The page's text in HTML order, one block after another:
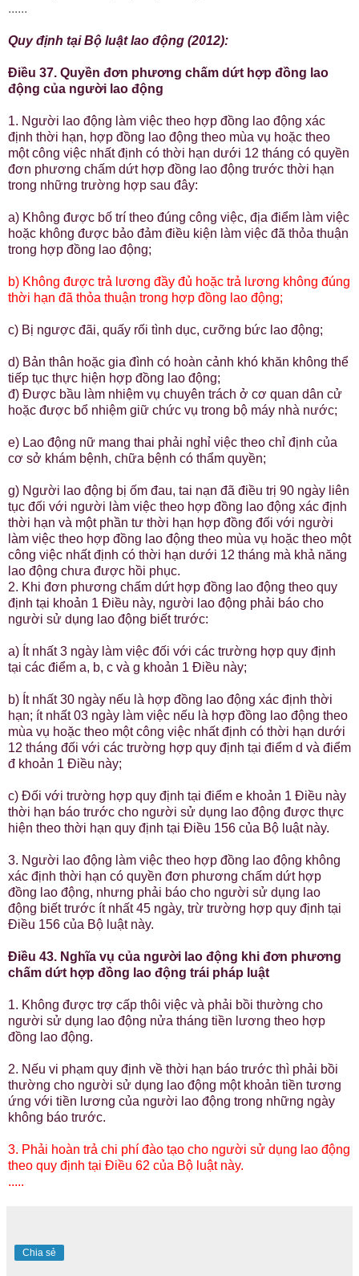
......
Quy định tại Bộ luật lao động (2012):
Điều 37. Quyền đơn phương chấm dứt hợp đồng lao
động của người lao động
1. Người lao động làm việc theo hợp đồng lao động xác
định thời hạn, hợp đồng lao động theo mùa vụ hoặc theo
một công việc nhất định có thời hạn dưới 12 tháng có quyền
đơn phương chấm dứt hợp đồng lao động trước thời hạn
trong những trường hợp sau đây:
a) Không được bố trí theo đúng công việc, địa điểm làm việc
hoặc không được bảo đảm điều kiện làm việc đã thỏa thuận
trong hợp đồng lao động;
b) Không được trả lương đầy đủ hoặc trả lương không đúng
thời hạn đã thỏa thuận trong hợp đồng lao động;
c) Bị ngược đãi, quấy rối tình dục, cưỡng bức lao động;
d) Bản thân hoặc gia đình có hoàn cảnh khó khăn không thể
tiếp tục thực hiện hợp đồng lao động;
đ) Được bầu làm nhiệm vụ chuyên trách ở cơ quan dân cử
hoặc được bổ nhiệm giữ chức vụ trong bộ máy nhà nước;
e) Lao động nữ mang thai phải nghỉ việc theo chỉ định của
cơ sở khám bệnh, chữa bệnh có thẩm quyền;
g) Người lao động bị ốm đau, tai nạn đã điều trị 90 ngày liên
tục đối với người làm việc theo hợp đồng lao động xác định
thời hạn và một phần tư thời hạn hợp đồng đối với người
làm việc theo hợp đồng lao động theo mùa vụ hoặc theo một
công việc nhất định có thời hạn dưới 12 tháng mà khả năng
lao động chưa được hồi phục.
2. Khi đơn phương chấm dứt hợp đồng lao động theo quy
định tại khoản 1 Điều này, người lao động phải báo cho
người sử dụng lao động biết trước:
a) Ít nhất 3 ngày làm việc đối với các trường hợp quy định
tại các điểm a, b, c và g khoản 1 Điều này;
b) Ít nhất 30 ngày nếu là hợp đồng lao động xác định thời
hạn; ít nhất 03 ngày làm việc nếu là hợp đồng lao động theo
mùa vụ hoặc theo một công việc nhất định có thời hạn dưới
12 tháng đối với các trường hợp quy định tại điểm d và điểm
đ khoản 1 Điều này;
c) Đối với trường hợp quy định tại điểm e khoản 1 Điều này
thời hạn báo trước cho người sử dụng lao động được thực
hiện theo thời hạn quy định tại Điều 156 của Bộ luật này.
3. Người lao động làm việc theo hợp đồng lao động không
xác định thời hạn có quyền đơn phương chấm dứt hợp
đồng lao động, nhưng phải báo cho người sử dụng lao
động biết trước ít nhất 45 ngày, trừ trường hợp quy định tại
Điều 156 của Bộ luật này.
Điều 43. Nghĩa vụ của người lao động khi đơn phương
chấm dứt hợp đồng lao động trái pháp luật
1. Không được trợ cấp thôi việc và phải bồi thường cho
người sử dụng lao động nửa tháng tiền lương theo hợp
đồng lao động.
2. Nếu vi phạm quy định về thời hạn báo trước thì phải bồi
thường cho người sử dụng lao động một khoản tiền tương
ứng với tiền lương của người lao động trong những ngày
không báo trước.
3. Phải hoàn trả chi phí đào tạo cho người sử dụng lao động
theo quy định tại Điều 62 của Bộ luật này.
.....
Chia sẻ